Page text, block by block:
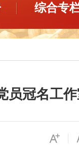
综合专
员冠名工